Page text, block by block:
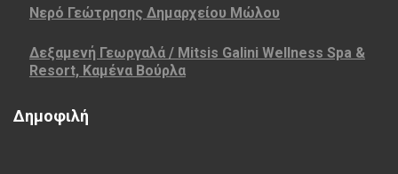
Νερό Γεώτρησης Δημαρχείου Μώλου
Δεξαμενή Γεωργαλά / Mitsis Galini Wellness Spa &
Resort, Καμένα Βούρλα
Δημοφιλή